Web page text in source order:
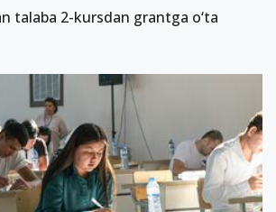
talaba 2-kursdan grantga o‘ta